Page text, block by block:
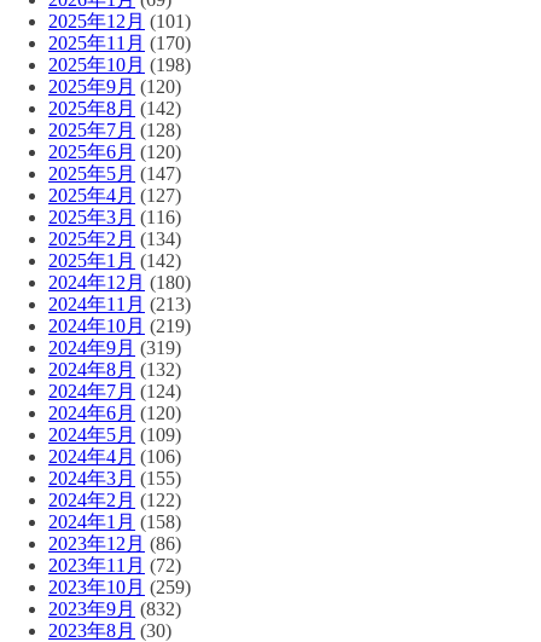
2025年12月 (101)
2025年11月 (170)
2025年10月 (198)
2025年9月 (120)
2025年8月 (142)
2025年7月 (128)
2025年6月 (120)
2025年5月 (147)
2025年4月 (127)
2025年3月 (116)
2025年2月 (134)
2025年1月 (142)
2024年12月 (180)
2024年11月 (213)
2024年10月 (219)
2024年9月 (319)
2024年8月 (132)
2024年7月 (124)
2024年6月 (120)
2024年5月 (109)
2024年4月 (106)
2024年3月 (155)
2024年2月 (122)
2024年1月 (158)
2023年12月 (86)
2023年11月 (72)
2023年10月 (259)
2023年9月 (832)
2023年8月 (30)